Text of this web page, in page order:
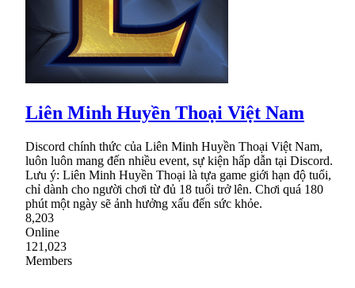
Liên Minh Huyền Thoại Việt Nam
Discord chính thức của Liên Minh Huyền Thoại Việt Nam,
luôn luôn mang đến nhiều event, sự kiện hấp dẫn tại Discord.
Lưu ý: Liên Minh Huyền Thoại là tựa game giới hạn độ tuổi,
chỉ dành cho người chơi từ đủ 18 tuổi trở lên. Chơi quá 180
phút một ngày sẽ ảnh hưởng xấu đến sức khỏe.
8,203
Online
121,023
Members